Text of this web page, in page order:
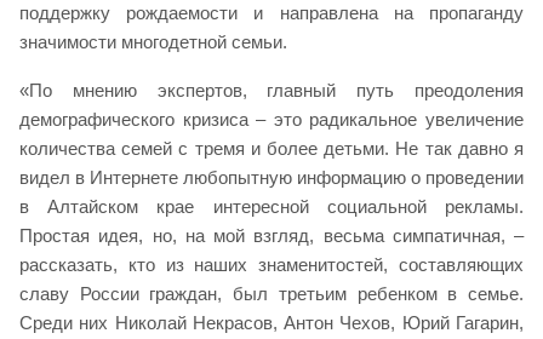
поддержку рождаемости и направлена на пропаганду
значимости многодетной семьи.
«По мнению экспертов, главный путь преодоления
демографического кризиса – это радикальное увеличение
количества семей с тремя и более детьми. Не так давно я
видел в Интернете любопытную информацию о проведении
в Алтайском крае интересной социальной рекламы.
Простая идея, но, на мой взгляд, весьма симпатичная, –
рассказать, кто из наших знаменитостей, составляющих
славу России граждан, был третьим ребенком в семье.
Среди них Николай Некрасов, Антон Чехов, Юрий Гагарин,